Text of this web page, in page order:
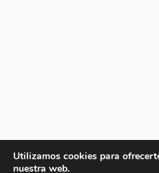
Utilizamos cookies para
nuestra web.